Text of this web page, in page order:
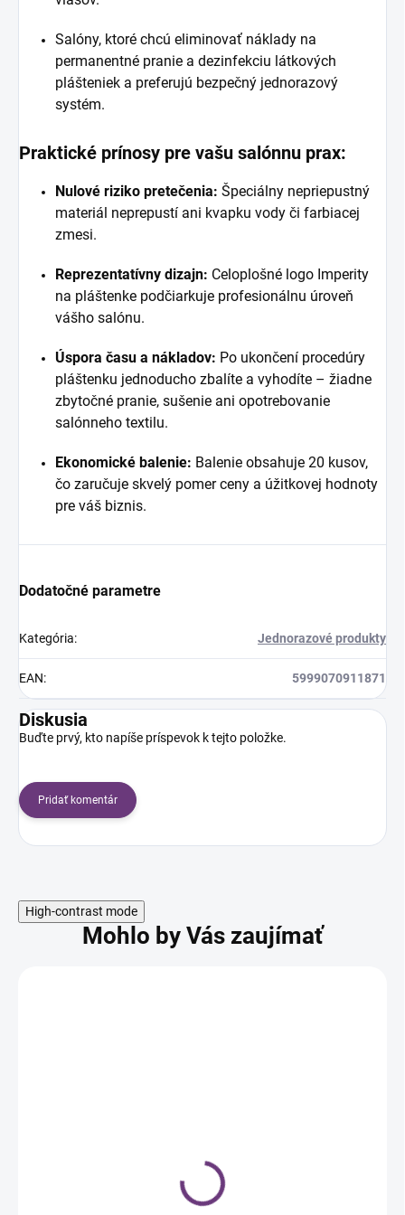
Salóny, ktoré chcú eliminovať náklady na
permanentné pranie a dezinfekciu látkových
plášteniek a preferujú bezpečný jednorazový
systém.
Praktické prínosy pre vašu salónnu prax:
Nulové riziko pretečenia: Špeciálny nepriepustný
materiál neprepustí ani kvapku vody či farbiacej
zmesi.
Reprezentatívny dizajn: Celoplošné logo Imperity
na pláštenke podčiarkuje profesionálnu úroveň
vášho salónu.
Úspora času a nákladov: Po ukončení procedúry
pláštenku jednoducho zbalíte a vyhodíte – žiadne
zbytočné pranie, sušenie ani opotrebovanie
salónneho textilu.
Ekonomické balenie: Balenie obsahuje 20 kusov,
čo zaručuje skvelý pomer ceny a úžitkovej hodnoty
pre váš biznis.
Dodatočné parametre
Kategória: Jednorazové produkty
EAN: 5999070911871
Diskusia
Buďte prvý, kto napíše príspevok k tejto položke.
Pridať komentár
High-contrast mode
Mohlo by Vás zaujímať
ochranná kadernícka